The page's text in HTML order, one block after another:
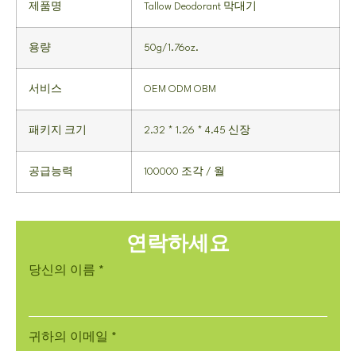
제품명 Tallow Deodorant 막대기
용량 50g/1.76oz.
서비스 OEM ODM OBM
패키지 크기 2.32 * 1.26 * 4.45 신장
공급능력 100000 조각 / 월
연락하세요
당신의 이름 *
귀하의 이메일 *